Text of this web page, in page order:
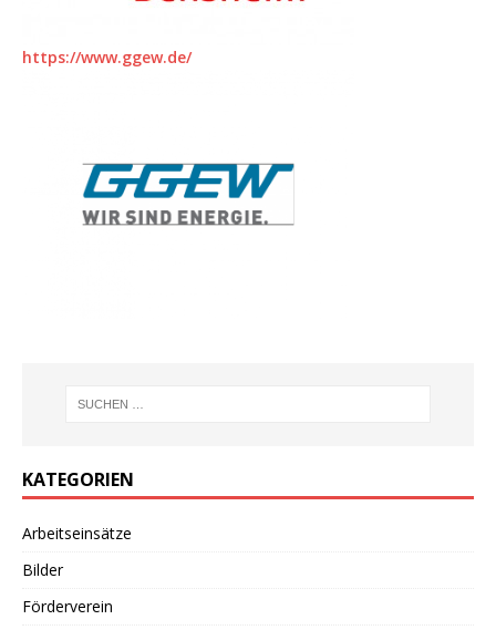
https://www.ggew.de/
KATEGORIEN
Arbeitseinsätze
Bilder
Förderverein